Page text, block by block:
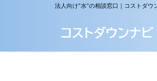
法人向け”水”の相談窓口｜コストダ